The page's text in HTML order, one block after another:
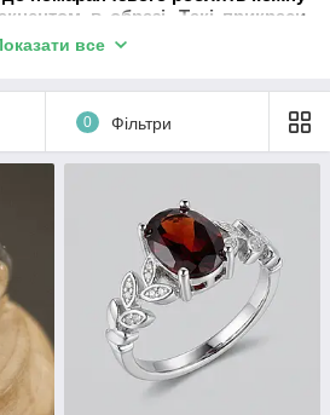
в образі. Такі прикраси
і підходять як для
все
0 Фільтри